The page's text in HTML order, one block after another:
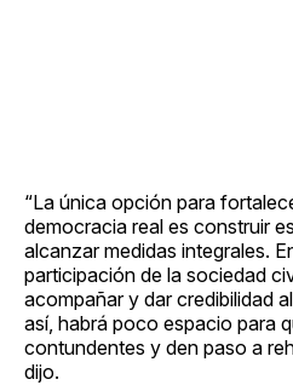
“La única opción para
democracia real es construir
alcanzar medidas integrales.
participación de la sociedad
acompañar y dar credibilidad
así, habrá poco espacio para
contundentes y den paso a
dijo.